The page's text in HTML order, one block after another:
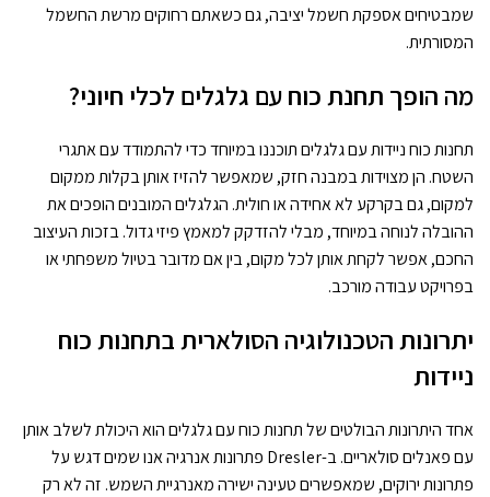
שמבטיחים אספקת חשמל יציבה, גם כשאתם רחוקים מרשת החשמל
המסורתית.
מה הופך תחנת כוח עם גלגלים לכלי חיוני?
תחנות כוח ניידות עם גלגלים תוכננו במיוחד כדי להתמודד עם אתגרי
השטח. הן מצוידות במבנה חזק, שמאפשר להזיז אותן בקלות ממקום
למקום, גם בקרקע לא אחידה או חולית. הגלגלים המובנים הופכים את
ההובלה לנוחה במיוחד, מבלי להזדקק למאמץ פיזי גדול. בזכות העיצוב
החכם, אפשר לקחת אותן לכל מקום, בין אם מדובר בטיול משפחתי או
בפרויקט עבודה מורכב.
יתרונות הטכנולוגיה הסולארית בתחנות כוח
ניידות
אחד היתרונות הבולטים של תחנות כוח עם גלגלים הוא היכולת לשלב אותן
עם פאנלים סולאריים. ב-Dresler פתרונות אנרגיה אנו שמים דגש על
פתרונות ירוקים, שמאפשרים טעינה ישירה מאנרגיית השמש. זה לא רק